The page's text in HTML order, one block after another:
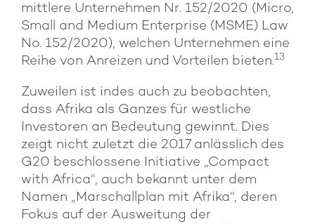
mittlere Unternehmen Nr. 152/2020 (Micro,
Small and Medium Enterprise (MSME) Law
No. 152/2020), welchen Unternehmen eine
Reihe von Anreizen und Vorteilen bieten.13
Zuweilen ist indes auch zu beobachten,
dass Afrika als Ganzes für westliche
Investoren an Bedeutung gewinnt. Dies
zeigt nicht zuletzt die 2017 anlässlich des
G20 beschlossene Initiative „Compact
with Africa“, auch bekannt unter dem
Namen „Marschallplan mit Afrika“, deren
Fokus auf der Ausweitung der